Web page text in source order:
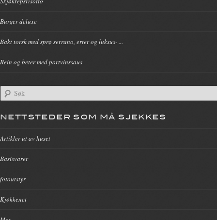
Burger deluxe
Bakt torsk med sprø serrano, erter og luksus- ...
Rein og beter med portvinssaus
NETTSTEDER SOM MÅ SJEKKES
Artikler ut av huset
Basisvarer
fotoutstyr
Kjøkkenet